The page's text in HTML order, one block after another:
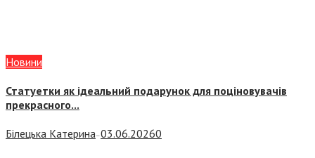
Новини
Статуетки як ідеальний подарунок для поціновувачів
прекрасного...
Білецька Катерина—03.06.20260